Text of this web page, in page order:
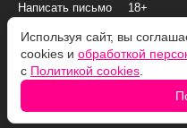
Написать письмо
18+
© 2007–2026 Все права и
«ПОПКОРНNEWS»
При копировании информации
использования
Используя сайт, вы
cookies и обработкой
с Политикой cookies